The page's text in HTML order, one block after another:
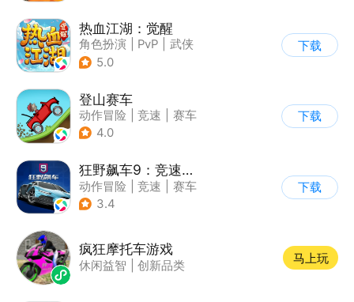
热血江湖：觉醒
角色扮演 PvP
武侠
| 卡通
5.0
下载
登山赛车
动作冒险 竞速
赛车
| 卡通
4.0
下载
狂野飙车9：竞速传奇
动作冒险 竞速
赛车
| 狂野飙车
3.4
下载
疯狂摩托车游戏
休闲益智 创新品类
马上玩